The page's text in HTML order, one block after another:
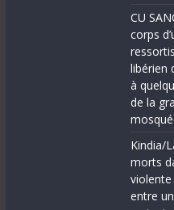
CU
corps
libérien
à
de la
Kindia/
morts
entre